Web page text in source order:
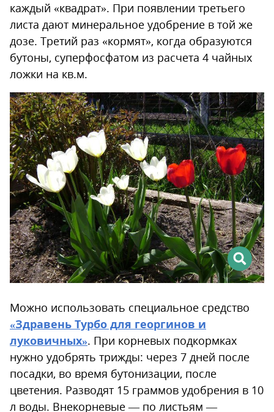
каждый «квадрат». При появлении третьего
листа дают минеральное удобрение в той же
дозе. Третий раз «кормят», когда образуются
бутоны, суперфосфатом из расчета 4 чайных
ложки на кв.м.
Можно использовать специальное средство
«Здравень Турбо для георгинов и
луковичных». При корневых подкормках
нужно удобрять трижды: через 7 дней после
посадки, во время бутонизации, после
цветения. Разводят 15 граммов удобрения в 10
л воды. Внекорневые — по листьям —